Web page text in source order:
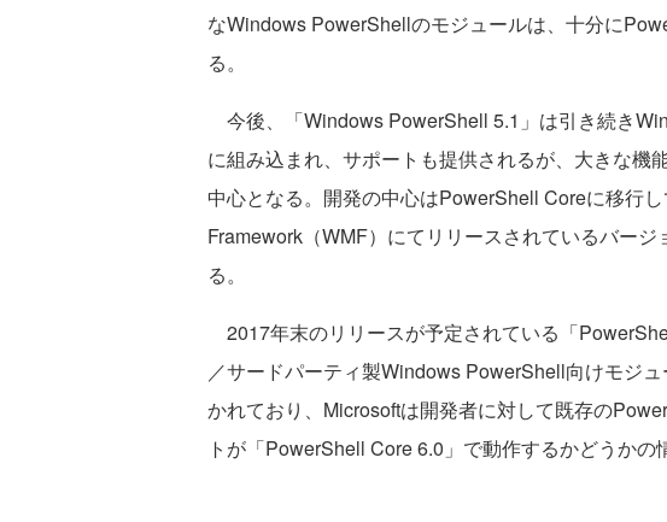
なWindows PowerShellのモジュールは、十分に
る。
今後、「Windows PowerShell 5.1」は引き続き
に組み込まれ、サポートも提供されるが、大きな機
中心となる。開発の中心はPowerShell Coreに移行
Framework（WMF）にてリリースされているバー
る。
2017年末のリリースが予定されている「
／サードパーティ製Windows PowerShell向けモジ
かれており、Microsoftは開発者に対して既存の
トが「PowerShell Core 6.0」で動作するかどうかの